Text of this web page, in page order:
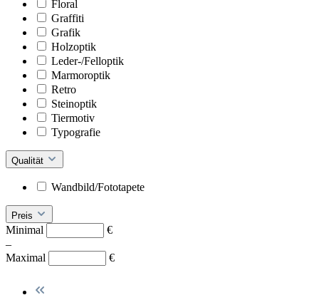
Floral
Graffiti
Grafik
Holzoptik
Leder-/Felloptik
Marmoroptik
Retro
Steinoptik
Tiermotiv
Typografie
Qualität
Wandbild/Fototapete
Preis
Minimal
€
–
Maximal
€